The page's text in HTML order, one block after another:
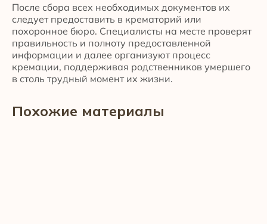
После сбора всех необходимых документов их
следует предоставить в крематорий или
похоронное бюро. Специалисты на месте проверят
правильность и полноту предоставленной
информации и далее организуют процесс
кремации, поддерживая родственников умершего
в столь трудный момент их жизни.
Похожие материалы